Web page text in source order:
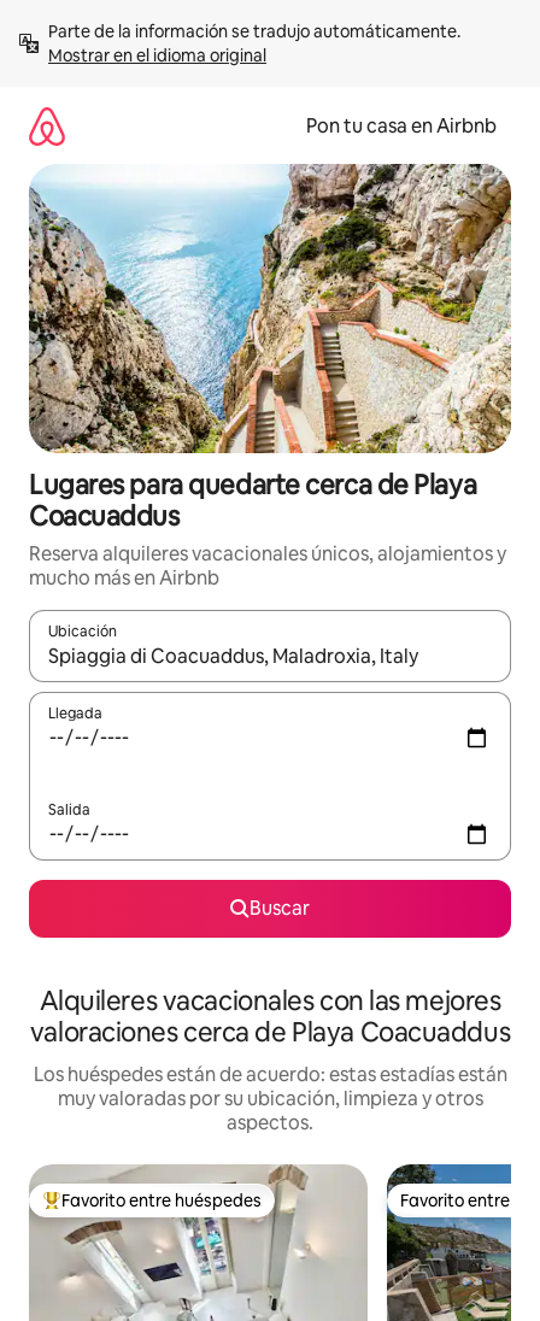
contenidoMostrar en el idioma original
Pon tu casa en Airbnb
Lugares para quedarte cerca de Playa
Coacuaddus
Reserva alquileres vacacionales únicos, alojamientos y
mucho más en Airbnb
Ubicación
Cuando los resultados estén disponibles, navega con las
Llegada
Salida
Buscar
Alquileres vacacionales con las mejores
valoraciones cerca de Playa Coacuaddus
Los huéspedes están de acuerdo: estas estadías están
muy valoradas por su ubicación, limpieza y otros
aspectos.
Favorito entre huéspedes preferido
Favorito entre huéspedes Favorito entre
Favorito entre